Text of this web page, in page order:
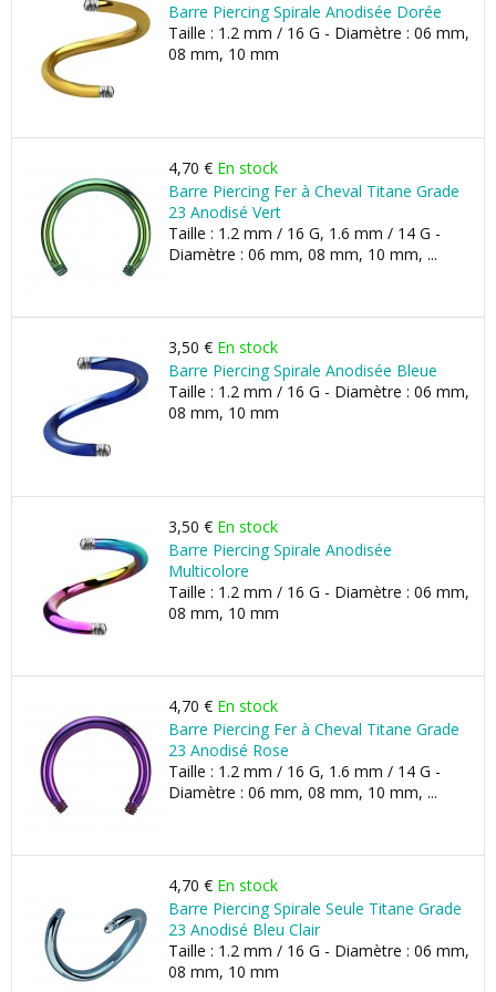
Barre Piercing Spirale Anodisée Dorée
Taille : 1.2 mm / 16 G - Diamètre : 06 mm,
08 mm, 10 mm
4,70 € En stock
Barre Piercing Fer à Cheval Titane Grade
23 Anodisé Vert
Taille : 1.2 mm / 16 G, 1.6 mm / 14 G -
Diamètre : 06 mm, 08 mm, 10 mm, ...
3,50 € En stock
Barre Piercing Spirale Anodisée Bleue
Taille : 1.2 mm / 16 G - Diamètre : 06 mm,
08 mm, 10 mm
3,50 € En stock
Barre Piercing Spirale Anodisée
Multicolore
Taille : 1.2 mm / 16 G - Diamètre : 06 mm,
08 mm, 10 mm
4,70 € En stock
Barre Piercing Fer à Cheval Titane Grade
23 Anodisé Rose
Taille : 1.2 mm / 16 G, 1.6 mm / 14 G -
Diamètre : 06 mm, 08 mm, 10 mm, ...
4,70 € En stock
Barre Piercing Spirale Seule Titane Grade
23 Anodisé Bleu Clair
Taille : 1.2 mm / 16 G - Diamètre : 06 mm,
08 mm, 10 mm